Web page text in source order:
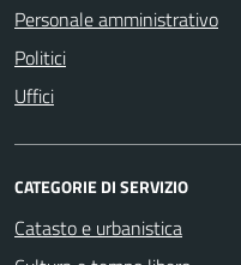
Personale amministrativo
Politici
Uffici
CATEGORIE DI SERVIZIO
Catasto e urbanistica